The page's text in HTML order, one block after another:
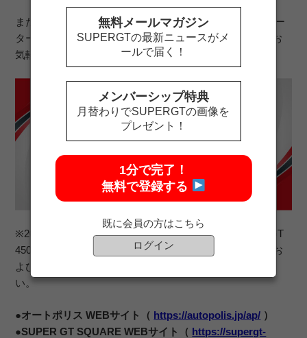
また、SUPER GTの公式ファンクラブ「SUPER GTサポー
ターズクラブ」の入会相談会も実施いたします。ぜひ、お
気軽にスタッフまでお声がけください。
※2023 AUTOBACS SUPER GT Round7 AUTOPOLIS GT
450km RACEのチケット販売情報は、今後オートポリスお
よびSUPER GT SQUAREのWEBサイトでご確認くださ
い。
●オートポリス WEBサイト（ https://autopolis.jp/ap/ ）
●SUPER GT SQUARE WEBサイト（ https://supergt-
無料メールマガジン
SUPERGTの最新ニュースがメ
ールで届く！
メンバーシップ特典
月替わりでSUPERGTの画像を
プレゼント！
1分で完了！
無料で登録する
既に会員の方はこちら
ログイン